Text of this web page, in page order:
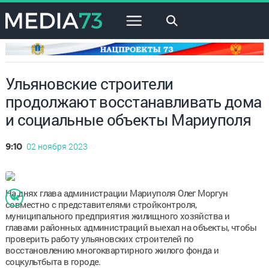
×
Ульяновские строители
продолжают восстанавливать дома
и социальные объекты Мариуполя
9:10 02 ноября 2023
На днях глава администрации Мариуполя Олег Моргун
совместно с представителями стройконтроля,
муниципального предприятия жилищного хозяйства и
главами районных администраций выехал на объекты, чтобы
проверить работу ульяновских строителей по
восстановлению многоквартирного жилого фонда и
соцкультбыта в городе.